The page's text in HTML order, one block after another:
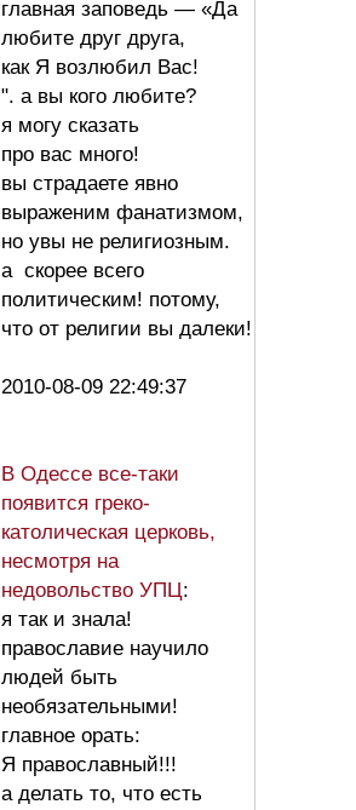
главная заповедь — «Да
любите друг друга,
как Я возлюбил Вас!
". а вы кого любите?
я могу сказать
про вас много!
вы страдаете явно
выраженим фанатизмом,
но увы не религиозным.
а скорее всего
политическим! потому,
что от религии вы далеки!
2010-08-09 22:49:37
В Одессе все-таки
появится греко-
католическая церковь,
несмотря на
недовольство УПЦ:
я так и знала!
православие научило
людей быть
необязательными!
главное орать:
Я православный!!!
а делать то, что есть